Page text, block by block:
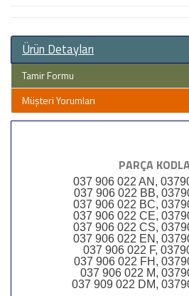
Ürün Detayları
Tamir Formu
Müşteri Yorumları
PARÇA
037 906 022 AN,
037 906 022 BB,
037 906 022 BC,
037 906 022 CE,
037 906 022 CS,
037 906 022 EN,
037 906 022 F,
037 906 022 FH,
037 906 022 M,
037 909 022 DM,